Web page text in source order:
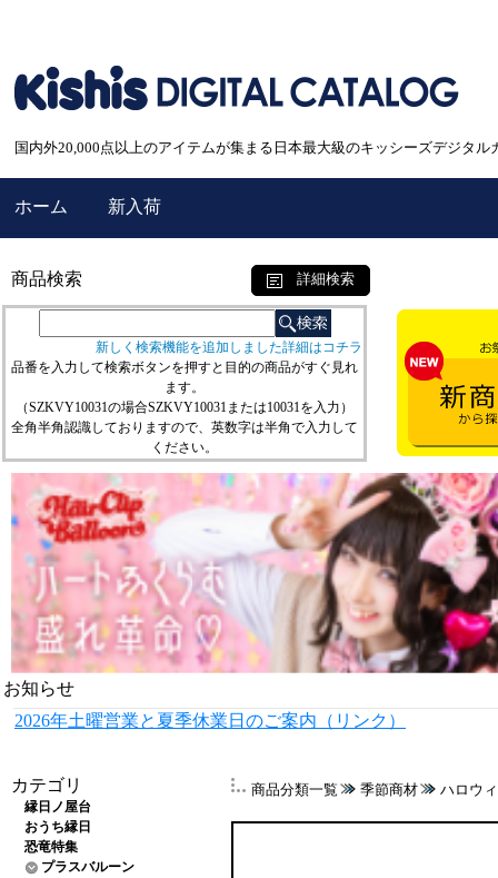
国内外20,000点以上のアイテムが集まる日本最大級のキッシーズデジタル
ホーム 新入荷
商品検索 詳細検索
新しく検索機能を追加しました詳細はコチラ
品番を入力して検索ボタンを押すと目的の商品がすぐ見れ
ます。
（SZKVY10031の場合SZKVY10031または10031を入力）
全角半角認識しておりますので、英数字は半角で入力して
ください。
お知らせ
2026年土曜営業と夏季休業日のご案内（リンク）
カテゴリ
縁日ノ屋台
おうち縁日
恐竜特集
プラスバルーン
商品分類一覧 季節商材 ハロウ